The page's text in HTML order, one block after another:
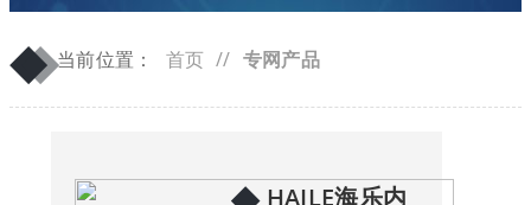
◆
◆当前位置： 首页 // 专网产品
HAILE海乐内